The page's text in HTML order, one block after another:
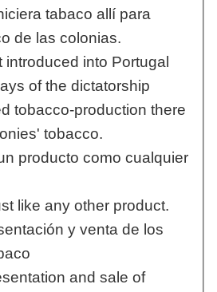
tabaco allí para
de las colonias.
into Portugal
of the dictatorship
tobacco-production there
tobacco.
producto como cualquier
like any other product.
y venta de los
and sale of